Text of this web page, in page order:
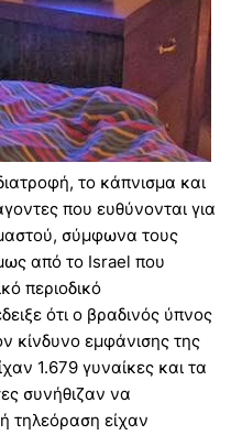
το κάπνισμα και
που ευθύνονται για
σύμφωνα τους
από το Israel που
περιοδικό
ότι ο βραδινός ύπνος
κίνδυνο εμφάνισης της
1.679 γυναίκες και τα
συνήθιζαν να
τηλεόραση είχαν